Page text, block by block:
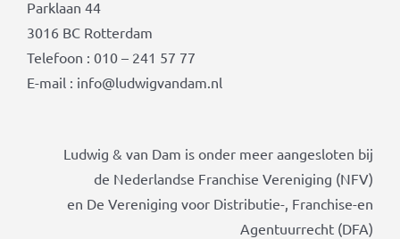
Parklaan 44
3016 BC Rotterdam
Telefoon : 010 – 241 57 77
E-mail : info@ludwigvandam.nl
Ludwig & van Dam is onder meer aangesloten bij
de Nederlandse Franchise Vereniging (NFV)
en De Vereniging voor Distributie-, Franchise-en
Agentuurrecht (DFA)